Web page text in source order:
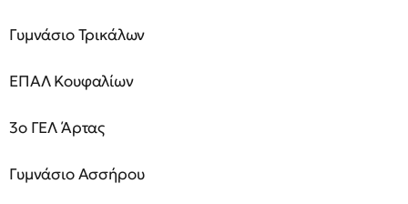
Γυμνάσιο Τρικάλων
ΕΠΑΛ Κουφαλίων
3ο ΓΕΛ Άρτας
Γυμνάσιο Ασσήρου